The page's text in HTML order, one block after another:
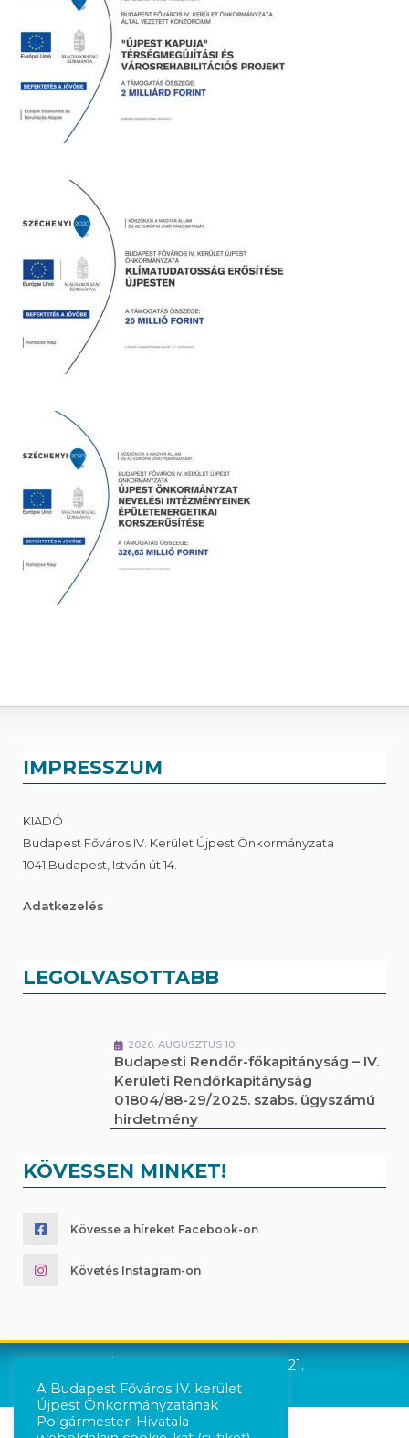
IMPRESSZUM
KIADÓ
Budapest Főváros IV. Kerület Újpest Önkormányzata
1041 Budapest, István út 14.
Adatkezelés
LEGOLVASOTTABB
2026. AUGUSZTUS 10.
Budapesti Rendőr-főkapitányság – IV.
Kerületi Rendőrkapitányság
01804/88-29/2025. szabs. ügyszámú
hirdetmény
KÖVESSEN MINKET!
Kövesse a híreket Facebook-on
Követés Instagram-on
Újpest Önkormányzata © 2021.
A Budapest Főváros IV. kerület
Újpest Önkormányzatának
Polgármesteri Hivatala